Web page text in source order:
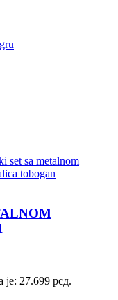
je: 27.699 рсд.